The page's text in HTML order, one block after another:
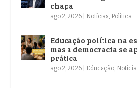
chapa
ago 2, 2026 Notícias Política
Educação política na
mas a democracia se
prática
ago 2, 2026 Educação